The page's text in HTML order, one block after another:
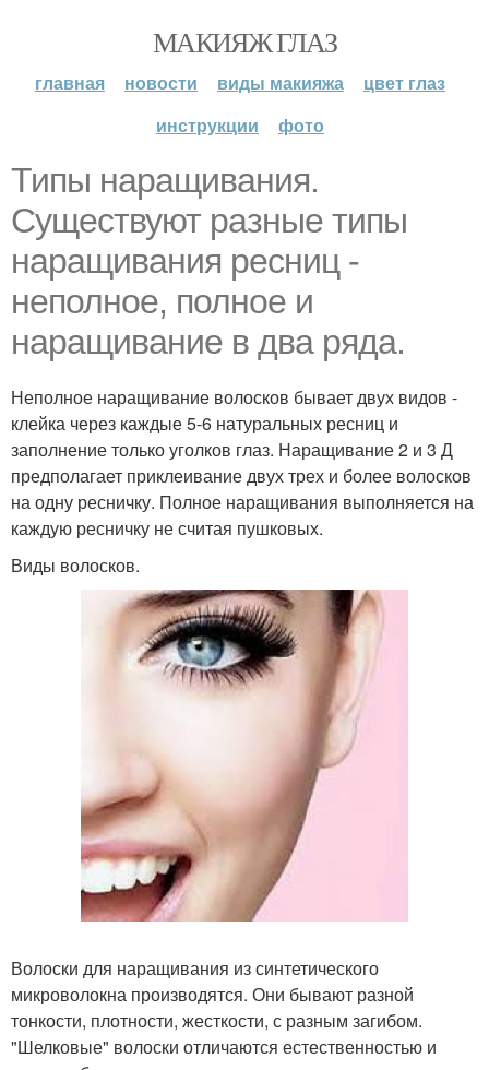
МАКИЯЖ ГЛАЗ
главная новости виды макияжа
цвет глаз
инструкции
фото
Типы наращивания.
Существуют разные типы
наращивания ресниц -
неполное, полное и
наращивание в два ряда.
Неполное наращивание волосков бывает двух видов -
клейка через каждые 5-6 натуральных ресниц и
заполнение только уголков глаз. Наращивание 2 и 3 Д
предполагает приклеивание двух трех и более волосков
на одну ресничку. Полное наращивания выполняется на
каждую ресничку не считая пушковых.
Виды волосков.
Волоски для наращивания из синтетического
микроволокна производятся. Они бывают разной
тонкости, плотности, жесткости, с разным загибом.
"Шелковые" волоски отличаются естественностью и